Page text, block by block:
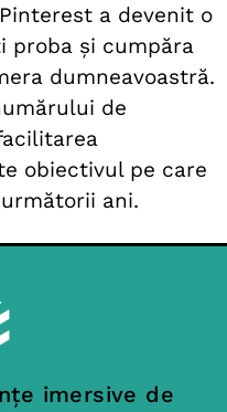
a devenit o
proba și cumpăra
dumneavoastră.
de
obiectivul pe care
ani.
imersive de